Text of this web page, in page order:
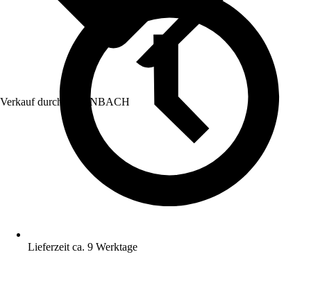
Verkauf durch: HORNBACH
Lieferzeit ca. 9 Werktage